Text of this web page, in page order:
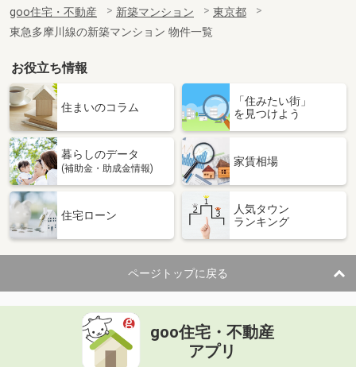
goo住宅・不動産 新築マンション
東京都
東急多摩川線の新築マンション 物件一覧
お役立ち情報
住まいのコラム
「住みたい街」
を見つけよう
暮らしのデータ
(補助金・助成金情報)
家賃相場
住宅ローン
人気タウン
ランキング
ページトップに戻る
goo住宅・不動産
アプリ